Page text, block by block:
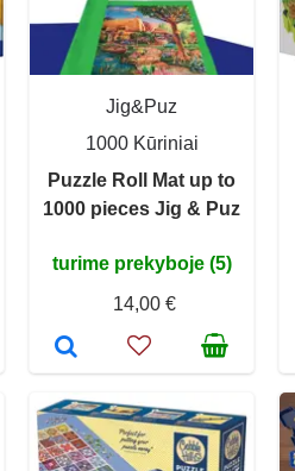
Jig&Puz
1000 Kūriniai
Puzzle Roll Mat up to
1000 pieces Jig & Puz
turime prekyboje (5)
14,00 €